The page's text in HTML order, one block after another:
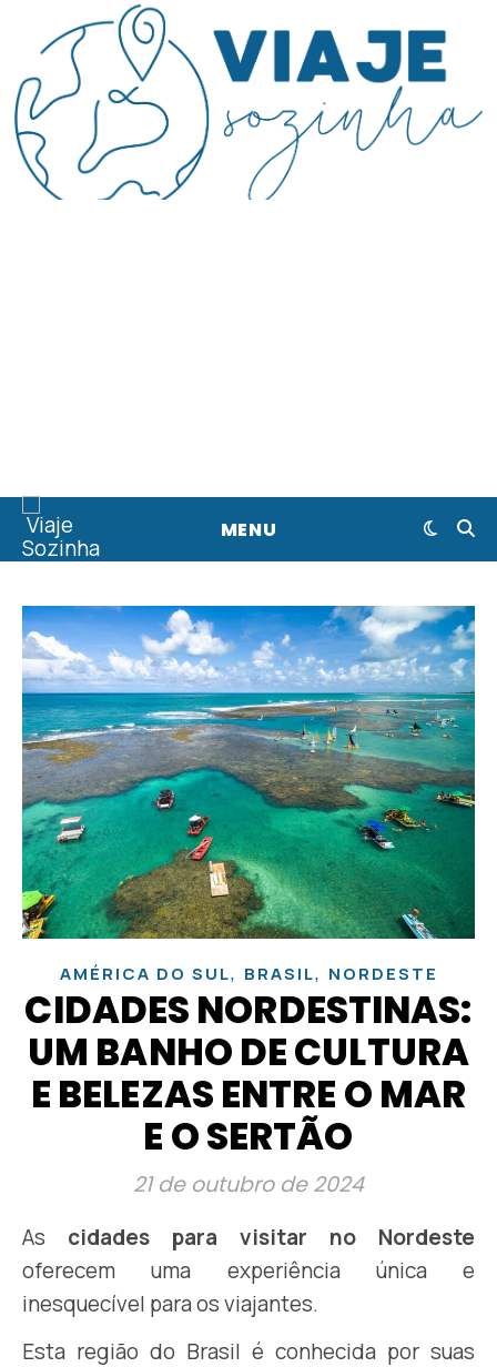
MENU
AMÉRICA DO SUL, BRASIL, NORDESTE
CIDADES NORDESTINAS:
UM BANHO DE CULTURA
E BELEZAS ENTRE O MAR
E O SERTÃO
21 de outubro de 2024
As cidades para visitar no Nordeste
oferecem uma experiência única e
inesquecível para os viajantes.
Esta região do Brasil é conhecida por suas